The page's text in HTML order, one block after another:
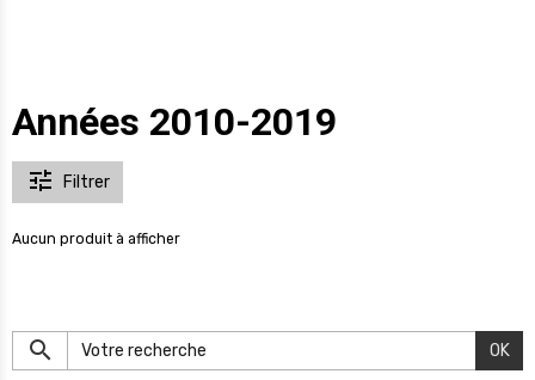
Années 2010-2019
Filtrer
Aucun produit à afficher
OK